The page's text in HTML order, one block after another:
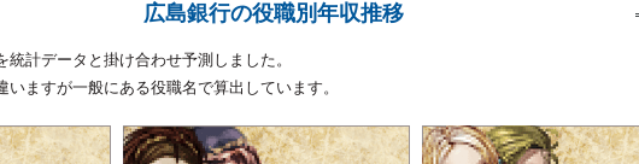
広島銀行の役職別年収推移
計データと掛け合わせ予測しました。
ますが一般にある役職名で算出しています。